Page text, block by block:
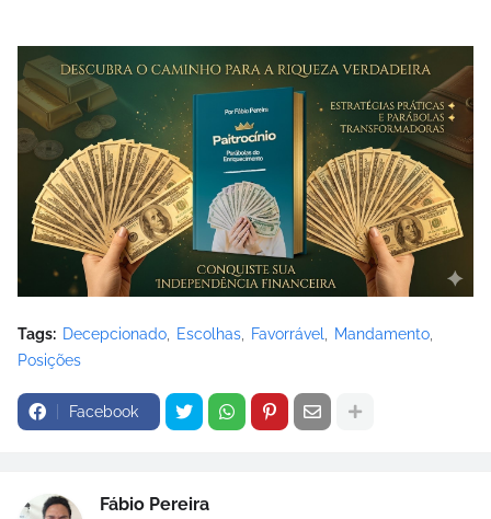
Tags: Decepcionado Escolhas Favorrável
Mandamento
Posições
Facebook
Fábio Pereira